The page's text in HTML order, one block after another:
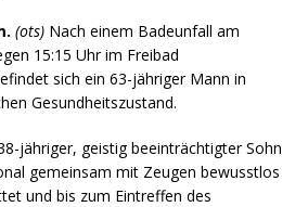
(ots) Nach einem Badeunfall am
15:15 Uhr im Freibad
sich ein 63-jähriger Mann in
Gesundheitszustand.
jähriger, geistig beeinträchtigter Sohn
gemeinsam mit Zeugen bewusstlos
und bis zum Eintreffen des